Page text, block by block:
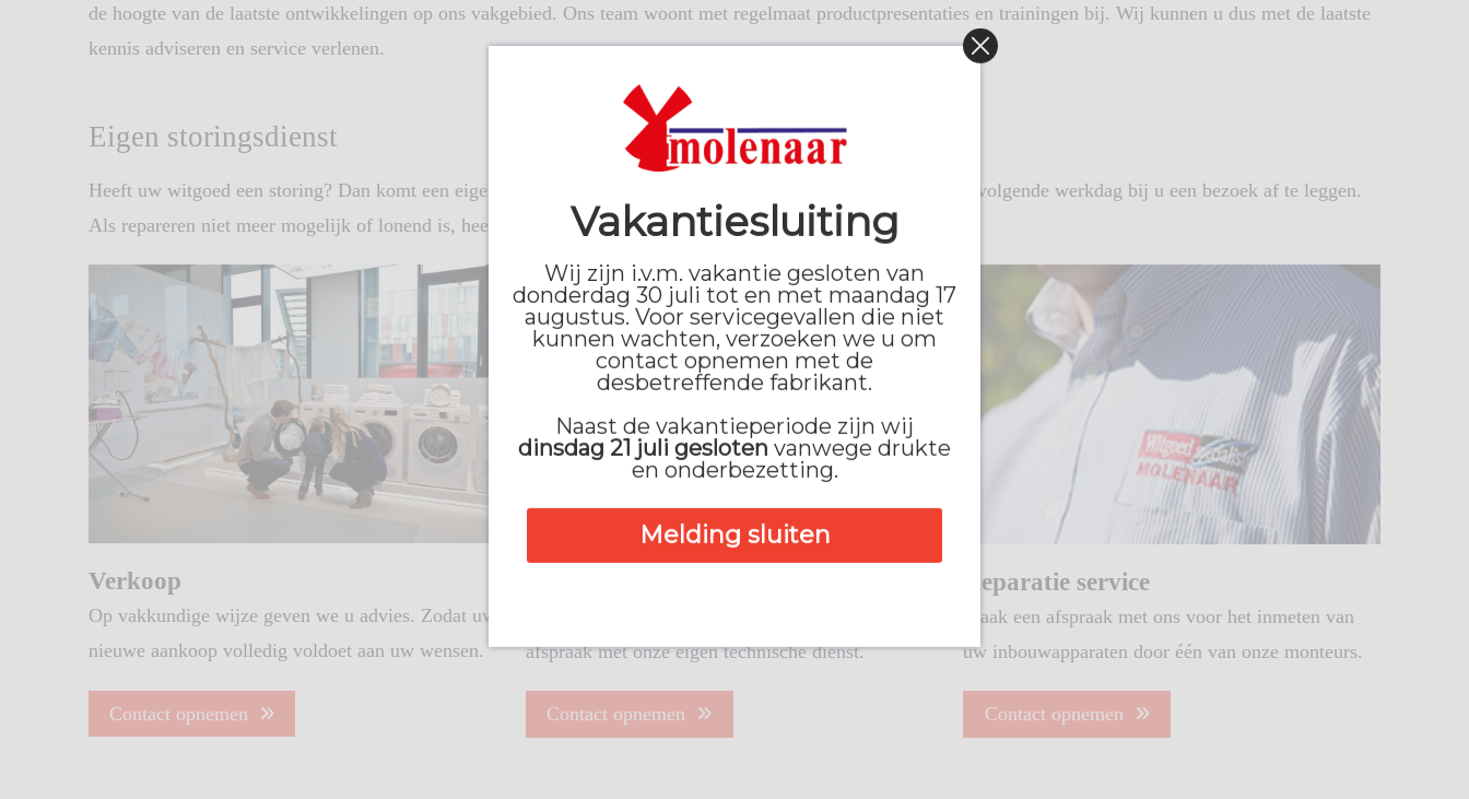
de hoogte van de laatste ontwikkelingen op ons vakgebied. Ons team woont met regelmaat productpresentaties en trainingen bij. Wij kunnen u dus met de laatste
kennis adviseren en service verlenen.
Eigen storingsdienst
Heeft uw witgoed een storing? Dan komt een eigen monteur zo snel mogelijk bij u langs. Ons streven is om de volgende werkdag bij u een bezoek af te leggen.
Als repareren niet meer mogelijk of lonend is, heeft u snel een nieuw apparaat in huis.
Verkoop
Op vakkundige wijze geven we u advies. Zodat uw
nieuwe aankoop volledig voldoet aan uw wensen.
Contact opnemen
afspraak met onze eigen technische dienst.
Contact opnemen
Reparatie service
Maak een afspraak met ons voor het inmeten van
uw inbouwapparaten door één van onze monteurs.
Contact opnemen
Vakantiesluiting
Wij zijn i.v.m. vakantie gesloten van
donderdag 30 juli tot en met maandag 17
augustus. Voor servicegevallen die niet
kunnen wachten, verzoeken we u om
contact opnemen met de
desbetreffende fabrikant.
Naast de vakantieperiode zijn wij
dinsdag 21 juli gesloten vanwege drukte
en onderbezetting.
Melding sluiten